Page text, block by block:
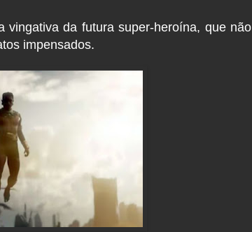
vingativa da futura super-heroína, que não
impensados.